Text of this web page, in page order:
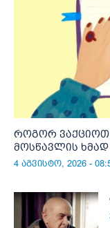
როგორ ვაქციოთ
მოსწავლის ხმად
4 აგვისტო, 2026 -